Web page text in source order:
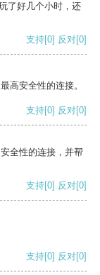
了好几个小时，还
支持[0] 反对[0]
高安全性的连接。
支持[0] 反对[0]
全性的连接，并帮
支持[0] 反对[0]
支持[0] 反对[0]